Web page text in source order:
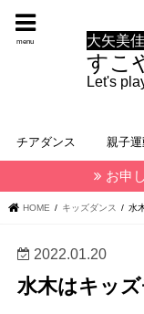
大矢美
すこ
Let's
menu
チアダンス 親子
お申
HOME キッズダンス 水
2022.01.20
水木はキッ